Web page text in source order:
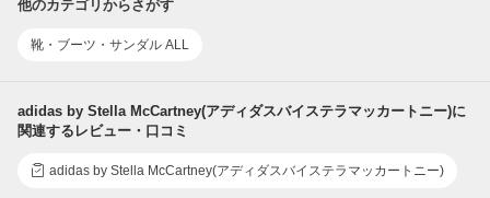
他のカテゴリからさがす
靴・ブーツ・サンダル ALL
adidas by Stella McCartney(アディダスバイステラマッカートニー)に
関連するレビュー・口コミ
adidas by Stella McCartney(アディダスバイステラマッカートニー)